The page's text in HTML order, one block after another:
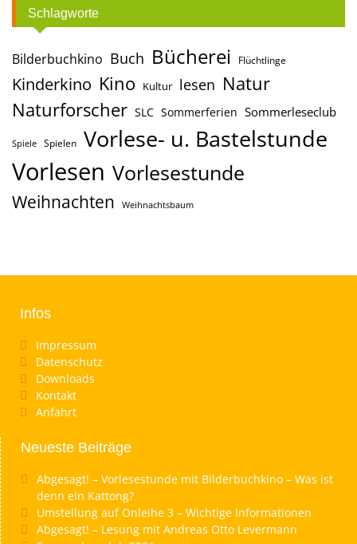
Schlagworte
Bilderbuchkino Buch Bücherei Flüchtlinge
Kinderkino Kino Kultur lesen Natur
Naturforscher SLC Sommerferien Sommerleseclub
Spiele Spielen Vorlese- u. Bastelstunde
Vorlesen Vorlesestunde
Weihnachten Weihnachtsbaum
Infos
Impressum
Datenschutz
Downloads
Kontakt
Anfahrt
Neueste Beiträge
Abgesagt! – Vorlesestunde mit Bilderbuchkino – Was ist
denn ein Kattong?
Umstellung auf Onleihe 3 – Wichtige Informationen
Abgesagt! – Lesung mit Andreas Otto Levermann